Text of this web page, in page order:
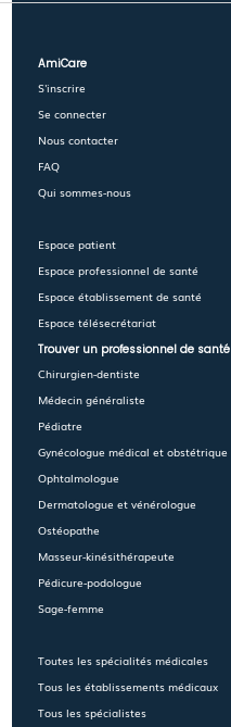
AmiCare
S'inscrire
Se connecter
Nous contacter
FAQ
Qui sommes-nous
Espace patient
Espace professionnel de santé
Espace établissement de santé
Espace télésecrétariat
Trouver un professionnel de santé
Chirurgien-dentiste
Médecin généraliste
Pédiatre
Gynécologue médical et obstétrique
Ophtalmologue
Dermatologue et vénérologue
Ostéopathe
Masseur-kinésithérapeute
Pédicure-podologue
Sage-femme
Toutes les spécialités médicales
Tous les établissements médicaux
Tous les spécialistes